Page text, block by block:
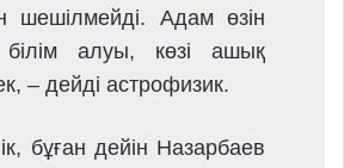
шешілмейді. Адам өзін
алуы, көзі ашық
– дейді астрофизик.
бұған дейін Назарбаев